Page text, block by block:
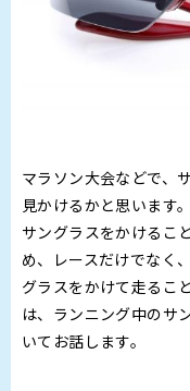
マラソン大会などで、
見かけるかと思います。
サングラスをかけるこ
め、レースだけでなく
グラスをかけて走るこ
は、ランニング中のサ
いてお話します。